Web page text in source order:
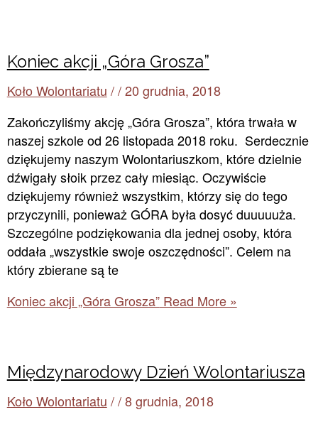
Koniec akcji „Góra Grosza”
Koło Wolontariatu //20 grudnia, 2018
Zakończyliśmy akcję „Góra Grosza”, która trwała w
naszej szkole od 26 listopada 2018 roku. Serdecznie
dziękujemy naszym Wolontariuszkom, które dzielnie
dźwigały słoik przez cały miesiąc. Oczywiście
dziękujemy również wszystkim, którzy się do tego
przyczynili, ponieważ GÓRA była dosyć duuuuuża.
Szczególne podziękowania dla jednej osoby, która
oddała „wszystkie swoje oszczędności”. Celem na
który zbierane są te
Koniec akcji „Góra Grosza”Read More »
Międzynarodowy Dzień Wolontariusza
Koło Wolontariatu //8 grudnia, 2018